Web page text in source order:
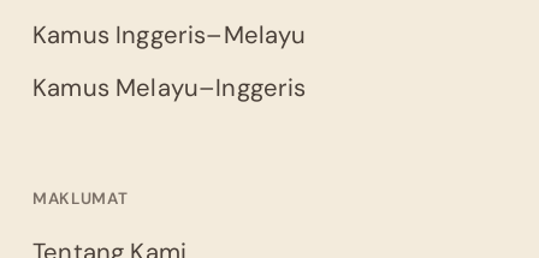
Kamus Inggeris–Melayu
Kamus Melayu–Inggeris
MAKLUMAT